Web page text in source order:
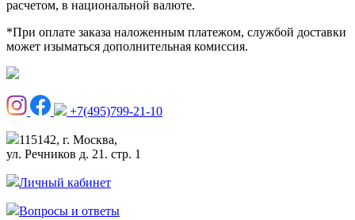
расчетом, в национальной валюте.
*При оплате заказа наложенным платежом, службой доставки
может изыматься дополнительная комиссия.
+7(495)799-21-10
115142, г. Москва,
ул. Речников д. 21. стр. 1
Личный кабинет
Вопросы и ответы